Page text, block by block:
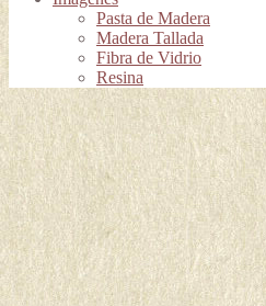
Pasta de Madera
Madera Tallada
Fibra de Vidrio
Resina